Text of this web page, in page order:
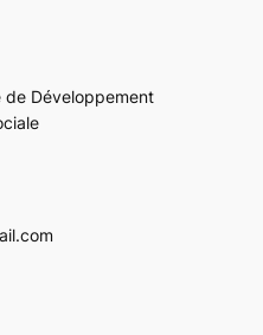
de Développement